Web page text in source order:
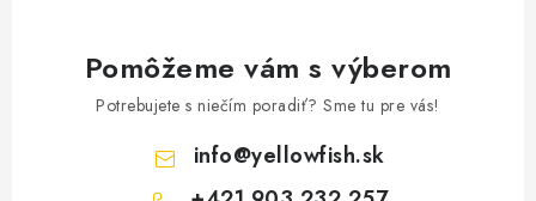
Pomôžeme vám s výberom
Potrebujete s niečím poradiť? Sme tu pre vás!
info@yellowfish.sk